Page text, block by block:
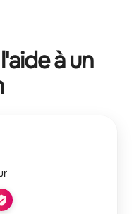
à un